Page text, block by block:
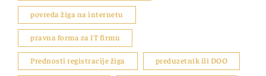
povreda žiga na internetu
pravna forma za IT firmu
Prednosti registracije žiga preduzetnik ili DOO